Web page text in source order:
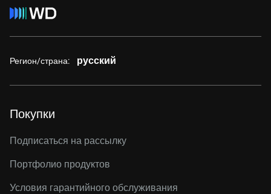
Регион/страна: русский
Покупки
Подписаться на рассылку
Портфолио продуктов
Условия гарантийного обслуживания